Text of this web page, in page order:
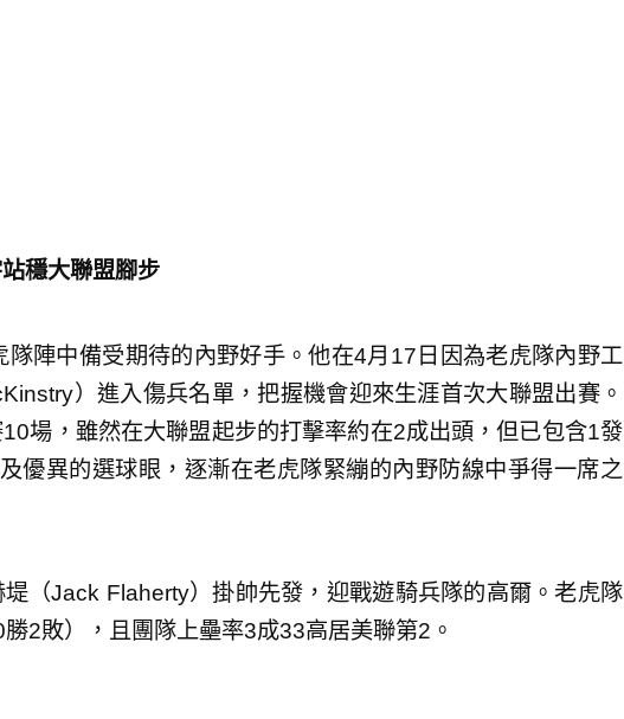
穩大聯盟腳步
隊陣中備受期待的內野好手。他在4月17日因為老虎隊內野工
）進入傷兵名單，把握機會迎來生涯首次大聯盟出賽。
場，雖然在大聯盟起步的打擊率約在2成出頭，但已包含1發
優異的選球眼，逐漸在老虎隊緊繃的內野防線中爭得一席之
（Jack Flaherty）掛帥先發，迎戰遊騎兵隊的高爾。老虎隊
2敗），且團隊上壘率3成33高居美聯第2。